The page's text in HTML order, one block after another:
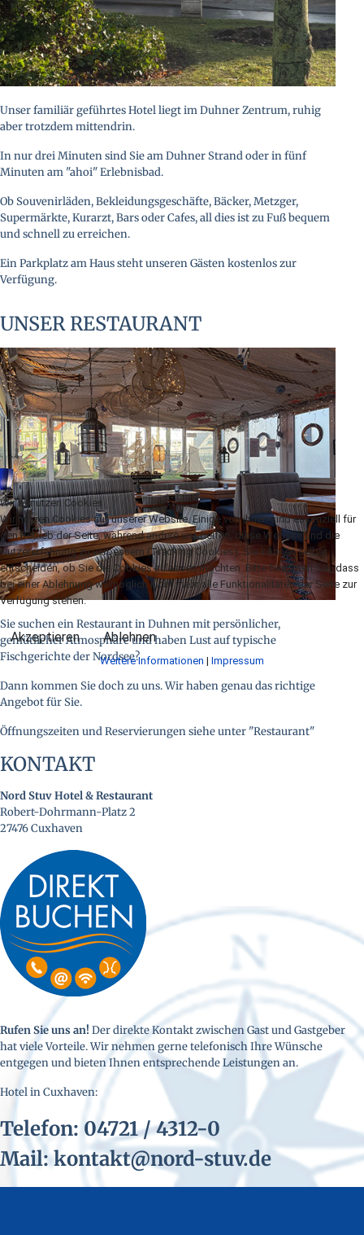
Unser familiär geführtes Hotel liegt im Duhner Zentrum, ruhig
aber trotzdem mittendrin.
In nur drei Minuten sind Sie am Duhner Strand oder in fünf
Minuten am "ahoi" Erlebnisbad.
Ob Souvenirläden, Bekleidungsgeschäfte, Bäcker, Metzger,
Supermärkte, Kurarzt, Bars oder Cafes, all dies ist zu Fuß bequem
und schnell zu erreichen.
Ein Parkplatz am Haus steht unseren Gästen kostenlos zur
Verfügung.
UNSER RESTAURANT
Sie suchen ein Restaurant in Duhnen mit persönlicher,
gemütlicher Atmosphäre und haben Lust auf typische
Fischgerichte der Nordsee?
Dann kommen Sie doch zu uns. Wir haben genau das richtige
Angebot für Sie.
Öffnungszeiten und Reservierungen siehe unter "Restaurant"
KONTAKT
Nord Stuv Hotel & Restaurant
Robert-Dohrmann-Platz 2
27476 Cuxhaven
Rufen Sie uns an! Der direkte Kontakt zwischen Gast und Gastgeber
hat viele Vorteile. Wir nehmen gerne telefonisch Ihre Wünsche
entgegen und bieten Ihnen entsprechende Leistungen an.
Hotel in Cuxhaven:
Telefon: 04721 / 4312-0
Mail: kontakt@nord-stuv.de
Wir benutzen Cookies
Wir nutzen Cookies auf unserer Website. Einige von ihnen sind essenziell für
den Betrieb der Seite, während andere uns helfen, diese Website und die
Nutzererfahrung zu verbessern (Tracking Cookies). Sie können selbst
entscheiden, ob Sie die Cookies zulassen möchten. Bitte beachten Sie, dass
bei einer Ablehnung womöglich nicht mehr alle Funktionalitäten der Seite zur
Verfügung stehen.
Akzeptieren Ablehnen
Weitere Informationen | Impressum